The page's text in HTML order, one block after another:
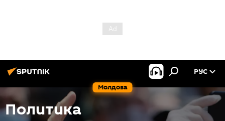
Молдова
РУС
Политика